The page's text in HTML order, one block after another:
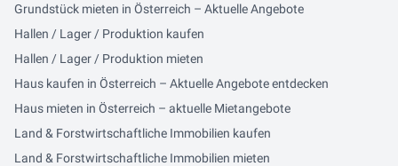
Grundstück mieten in Österreich – Aktuelle Angebote
Hallen / Lager / Produktion kaufen
Hallen / Lager / Produktion mieten
Haus kaufen in Österreich – Aktuelle Angebote entdecken
Haus mieten in Österreich – aktuelle Mietangebote
Land & Forstwirtschaftliche Immobilien kaufen
Land & Forstwirtschaftliche Immobilien mieten